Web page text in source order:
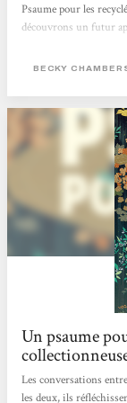
Psaume pour les
découvrons un futur
une pluie de missiles
BECKY
Un psaume
Les conversations
les deux, ils